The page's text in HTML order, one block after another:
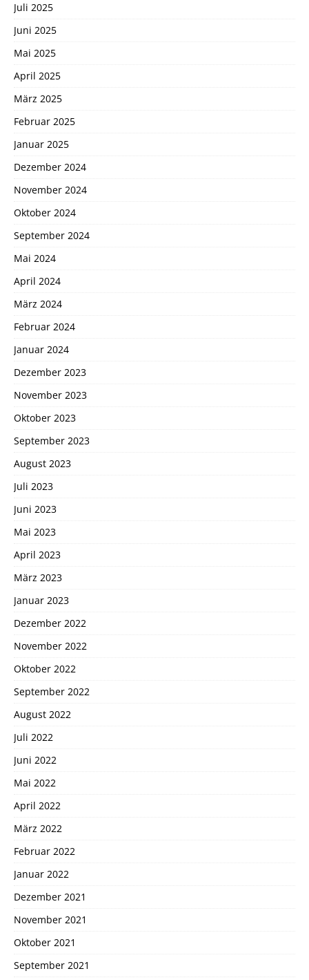
Juli 2025
Juni 2025
Mai 2025
April 2025
März 2025
Februar 2025
Januar 2025
Dezember 2024
November 2024
Oktober 2024
September 2024
Mai 2024
April 2024
März 2024
Februar 2024
Januar 2024
Dezember 2023
November 2023
Oktober 2023
September 2023
August 2023
Juli 2023
Juni 2023
Mai 2023
April 2023
März 2023
Januar 2023
Dezember 2022
November 2022
Oktober 2022
September 2022
August 2022
Juli 2022
Juni 2022
Mai 2022
April 2022
März 2022
Februar 2022
Januar 2022
Dezember 2021
November 2021
Oktober 2021
September 2021